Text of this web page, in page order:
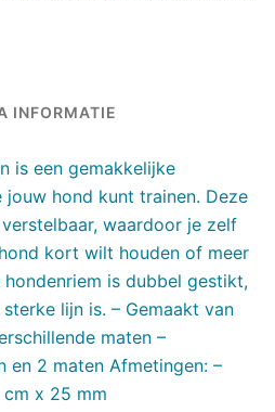
INFORMATIE
is een gemakkelijke
jouw hond kunt trainen. Deze
waardoor je zelf
kort wilt houden of meer
is dubbel gestikt,
lijn is. – Gemaakt van
maten –
en 2 maten Afmetingen: –
x 25 mm